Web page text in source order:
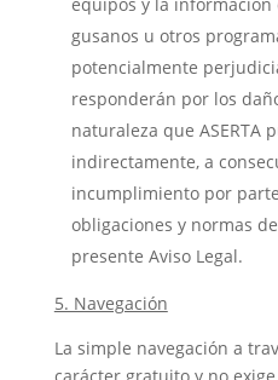
gusanos u otros
potencialmente
responderán por los
naturaleza que ASERTA
indirectamente, a
incumplimiento por
obligaciones y normas
presente Aviso Legal.
5. Navegación
La simple navegación a